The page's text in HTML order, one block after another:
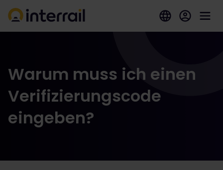
Warum muss ich einen
Verifizierungscode
eingeben?